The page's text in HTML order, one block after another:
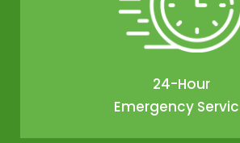
24-Hour
Emergency